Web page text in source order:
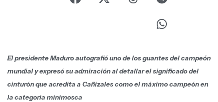
El presidente Maduro autografió uno de los guantes del campeón
mundial y expresó su admiración al detallar el significado del
cinturón que acredita a Cañizales como el máximo campeón en
la categoría minimosca